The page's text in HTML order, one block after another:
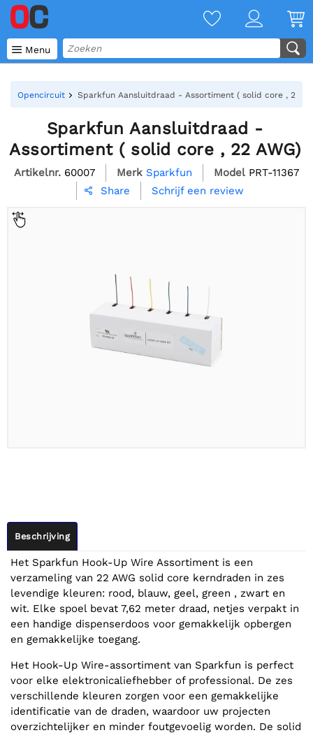
 Menu
Opencircuit Sparkfun Aansluitdraad - Assortiment ( solid core , 22
Sparkfun Aansluitdraad -
Assortiment ( solid core , 22 AWG)
Artikelnr. 60007 Merk Sparkfun Model PRT-11367
 Share Schrijf een review
Beschrijving
Het Sparkfun Hook-Up Wire Assortiment is een
verzameling van 22 AWG solid core kerndraden in zes
levendige kleuren: rood, blauw, geel, green , zwart en
wit. Elke spoel bevat 7,62 meter draad, netjes verpakt in
een handige dispenserdoos voor gemakkelijk opbergen
en gemakkelijke toegang.
Het Hook-Up Wire-assortiment van Sparkfun is perfect
voor elke elektronicaliefhebber of professional. De zes
verschillende kleuren zorgen voor een gemakkelijke
identificatie van de draden, waardoor uw projecten
overzichtelijker en minder foutgevoelig worden. De solid